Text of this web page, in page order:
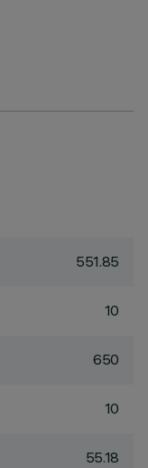
551.85
10
650
10
55.18